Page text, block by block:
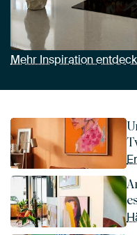
Mehr Inspiration